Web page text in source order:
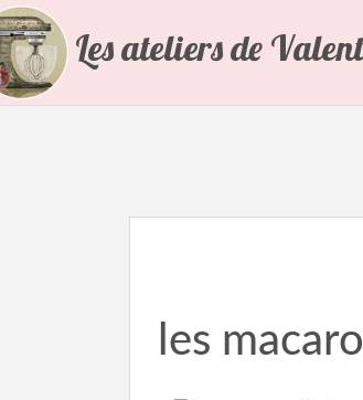
Les ateliers de
les